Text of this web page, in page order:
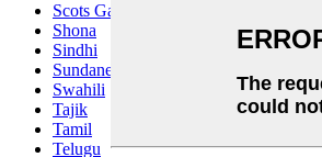
Scots Gaelic
Shona
Sindhi
Sundanese
Swahili
Tajik
Tamil
Telugu